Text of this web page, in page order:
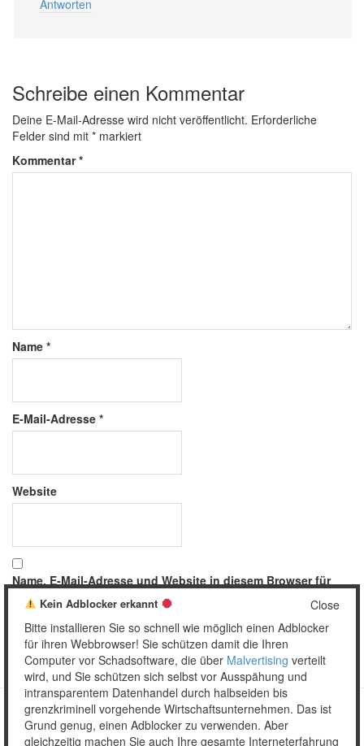
Antworten
Schreibe einen Kommentar
Deine E-Mail-Adresse wird nicht veröffentlicht. Erforderliche
Felder sind mit * markiert
Kommentar*
Name *
E-Mail-Adresse *
Website
Name, E-Mail-Adresse und Website in diesem Browser für
meinen nächsten Kommentar speichern.
Copyright © 2026 Unser täglich Spam.
Close
Kein Adblocker erkannt
Bitte installieren Sie so schnell wie möglich einen Adblocker
für ihren Webbrowser! Sie schützen damit die Ihren
Computer vor Schadsoftware, die über Malvertising verteilt
wird, und Sie schützen sich selbst vor Ausspähung und
intransparentem Datenhandel durch halbseiden bis
grenzkriminell vorgehende Wirtschaftsunternehmen. Das ist
Grund genug, einen Adblocker zu verwenden. Aber
gleichzeitig machen Sie auch Ihre gesamte Interneterfahrung